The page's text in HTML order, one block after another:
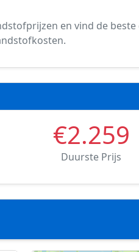
en vind de
€2.259
Duurste Prijs